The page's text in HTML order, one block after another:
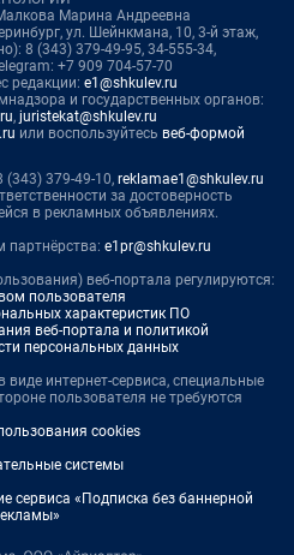
Марина Андреевна
ул. Шейнкмана, 10, 3-й этаж,
8 (343) 379-49-95, 34-555-34,
+7 909 704-57-70
редакции: e1@shkulev.ru
и государственных органов:
, juristekat@shkulev.ru
или воспользуйтесь веб-формой
(343) 379-49-10, reklamae1@shkulev.ru
за достоверность
в рекламных объявлениях.
партнёрства: e1pr@shkulev.ru
веб-портала регулируются:
пользователя
характеристик ПО
веб-портала и политикой
персональных данных
виде интернет-сервиса, специальные
пользователя не требуются
cookies
системы
сервиса «Подписка без баннерной